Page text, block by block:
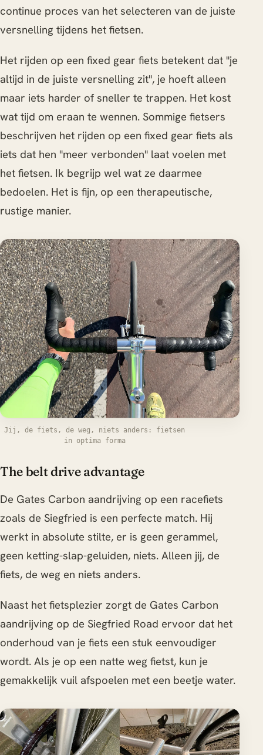
continue proces van het selecteren van de juiste
versnelling tijdens het fietsen.
Het rijden op een fixed gear fiets betekent dat "je
altijd in de juiste versnelling zit", je hoeft alleen
maar iets harder of sneller te trappen. Het kost
wat tijd om eraan te wennen. Sommige fietsers
beschrijven het rijden op een fixed gear fiets als
iets dat hen "meer verbonden" laat voelen met
het fietsen. Ik begrijp wel wat ze daarmee
bedoelen. Het is fijn, op een therapeutische,
rustige manier.
Jij, de fiets, de weg, niets anders: fietsen
in optima forma
The belt drive advantage
De Gates Carbon aandrijving op een racefiets
zoals de Siegfried is een perfecte match. Hij
werkt in absolute stilte, er is geen gerammel,
geen ketting-slap-geluiden, niets. Alleen jij, de
fiets, de weg en niets anders.
Naast het fietsplezier zorgt de Gates Carbon
aandrijving op de Siegfried Road ervoor dat het
onderhoud van je fiets een stuk eenvoudiger
wordt. Als je op een natte weg fietst, kun je
gemakkelijk vuil afspoelen met een beetje water.